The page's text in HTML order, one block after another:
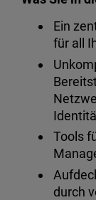
Ein
für all
Tools
durch